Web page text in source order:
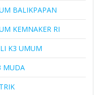
BALIKPAPAN
KEMNAKER RI
K3 UMUM
MUDA